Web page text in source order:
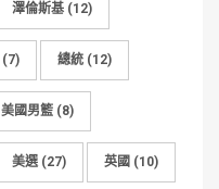
澤倫斯基 (12)
(7) 總統 (12)
美國男籃 (8)
美選(27) 英國 (10)